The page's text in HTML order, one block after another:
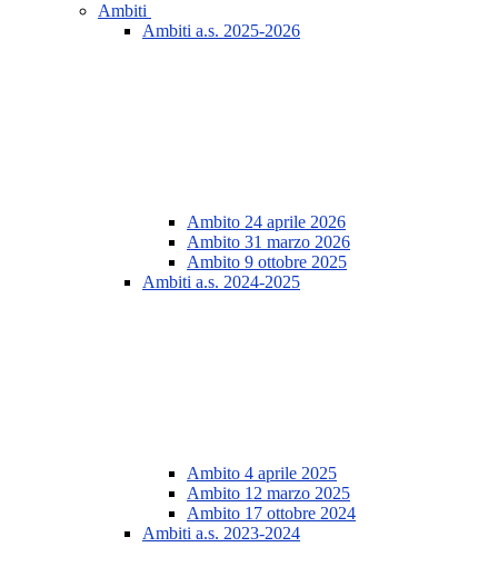
Ambiti
Ambiti a.s. 2025-2026
Ambito 24 aprile 2026
Ambito 31 marzo 2026
Ambito 9 ottobre 2025
Ambiti a.s. 2024-2025
Ambito 4 aprile 2025
Ambito 12 marzo 2025
Ambito 17 ottobre 2024
Ambiti a.s. 2023-2024